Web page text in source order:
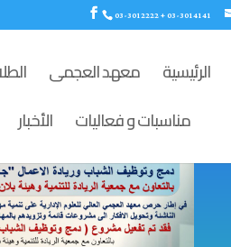
03-3012222 + 03-3014141
الرئيسية معهد العجمى
مناسبات و فعاليات
الأخبار